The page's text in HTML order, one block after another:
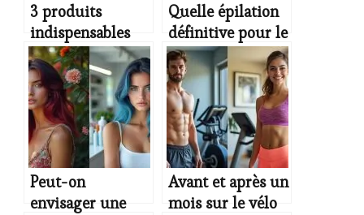
3 produits
indispensables
pour l’entretien
de la barbe
Quelle épilation
définitive pour le
visage ?
Peut-on
envisager une
Avant et après un
mois sur le vélo